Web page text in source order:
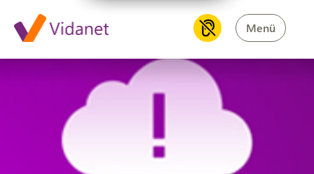
Menü
Rendszerkarbantartás 2026.